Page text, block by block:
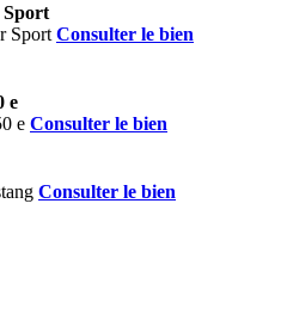
Consulter le bien
e
Consulter le bien
Consulter le bien